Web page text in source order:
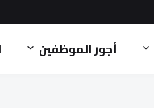
أجور الموظفين